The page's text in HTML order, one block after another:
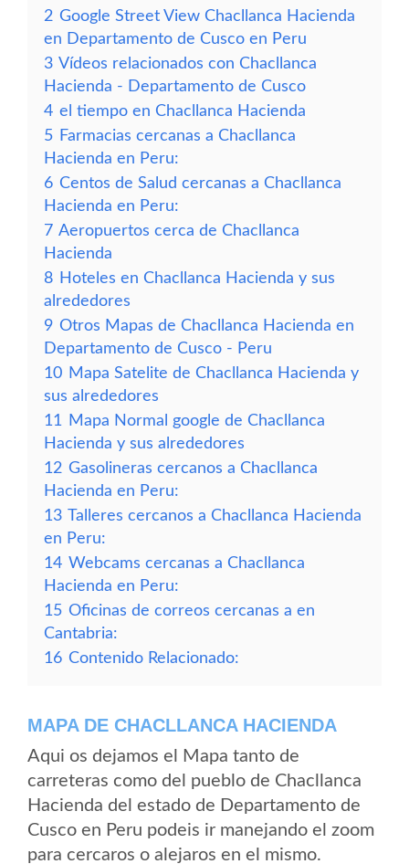
2 Google Street View Chacllanca Hacienda
en Departamento de Cusco en Peru
3 Vídeos relacionados con Chacllanca
Hacienda - Departamento de Cusco
4 el tiempo en Chacllanca Hacienda
5 Farmacias cercanas a Chacllanca
Hacienda en Peru:
6 Centos de Salud cercanas a Chacllanca
Hacienda en Peru:
7 Aeropuertos cerca de Chacllanca
Hacienda
8 Hoteles en Chacllanca Hacienda y sus
alrededores
9 Otros Mapas de Chacllanca Hacienda en
Departamento de Cusco - Peru
10 Mapa Satelite de Chacllanca Hacienda y
sus alrededores
11
Mapa Normal google de Chacllanca
Hacienda y sus alrededores
12 Gasolineras cercanos a Chacllanca
Hacienda en Peru:
13 Talleres cercanos a Chacllanca Hacienda
en Peru:
14 Webcams cercanas a Chacllanca
Hacienda en Peru:
15 Oficinas de correos cercanas a en
Cantabria:
16 Contenido Relacionado:
MAPA DE CHACLLANCA HACIENDA
Aqui os dejamos el Mapa tanto de
carreteras como del pueblo de Chacllanca
Hacienda del estado de Departamento de
Cusco en Peru podeis ir manejando el zoom
para cercaros o alejaros en el mismo.